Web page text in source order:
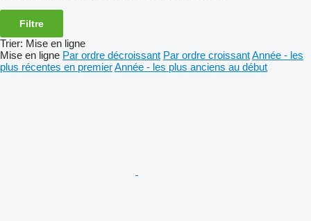
Filtre
Trier: Mise en ligne
Mise en ligne Par ordre décroissant Par ordre croissantAnnée - les
plus récentes en premierAnnée - les plus anciens au début